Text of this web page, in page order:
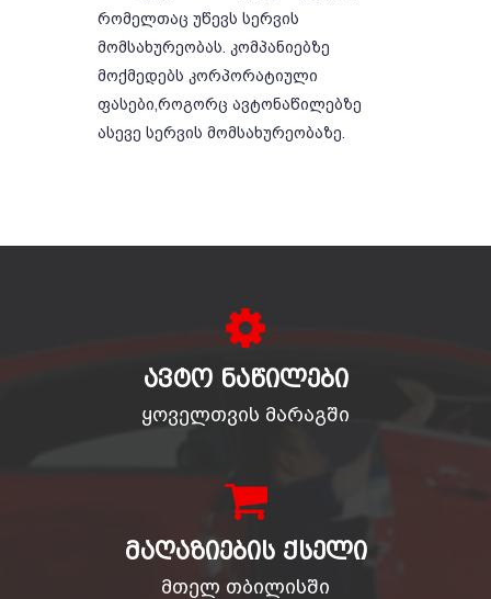
რომელთაც უწევს სერვის
მომსახურეობას. კომპანიებზე
მოქმედებს კორპორატიული
ფასები,როგორც ავტონაწილებზე
ასევე სერვის მომსახურეობაზე.
ᲐᲕᲢᲝ ᲜᲐᲬᲘᲚᲔᲑᲘ
ყოველთვის მარაგში
ᲛᲐᲦᲐᲖᲘᲔᲑᲘᲡ ᲥᲡᲔᲚᲘ
მთელ თბილისში